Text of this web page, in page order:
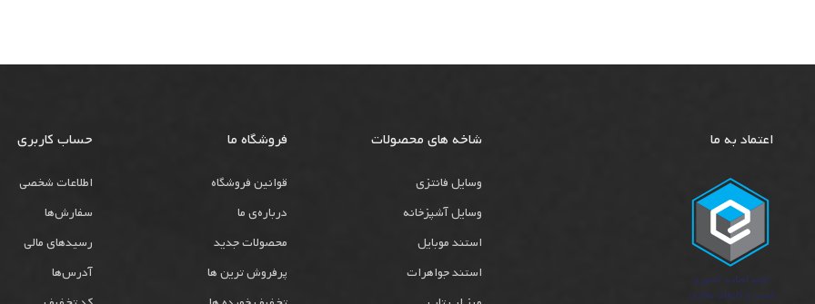
اعتماد به ما شاخه های محصولات
وسایل فانتزی
وسایل آشپزخانه
استند موبایل
استند جواهرات
فروشگاه ما
قوانین فروشگاه
درباره‌ی ما
محصولات جدید
پرفروش ترین ها
حساب کاربری
اطلاعات شخصی
سفارش‌ها
رسیدهای مالی
آدرس‌ها